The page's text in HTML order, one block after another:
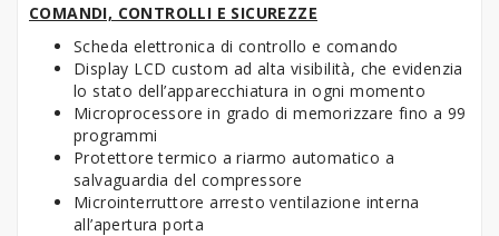
COMANDI, CONTROLLI E SICUREZZE
Scheda elettronica di controllo e comando
Display LCD custom ad alta visibilità, che evidenzia
lo stato dell’apparecchiatura in ogni momento
Microprocessore in grado di memorizzare fino a 99
programmi
Protettore termico a riarmo automatico a
salvaguardia del compressore
Microinterruttore arresto ventilazione interna
all’apertura porta